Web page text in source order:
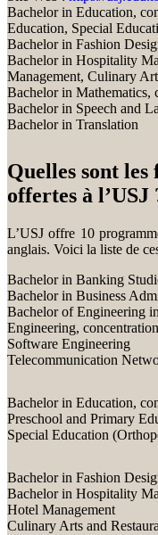
Bachelor in Education,
Education, Special
Bachelor in Fashion
Bachelor in Hospitality
Management, Culinary
Bachelor in Mathematics,
Bachelor in Speech and
Bachelor in Translation
Quelles sont
offertes à l’USJ
L’USJ offre 10
anglais. Voici la liste de
Bachelor in Banking
Bachelor in Business
Bachelor of Engineering
Engineering,
Software Engineering
Telecommunication
Bachelor in Education,
Preschool and Primary
Special Education
Bachelor in Fashion
Bachelor in Hospitality
Hotel Management
Culinary Arts and